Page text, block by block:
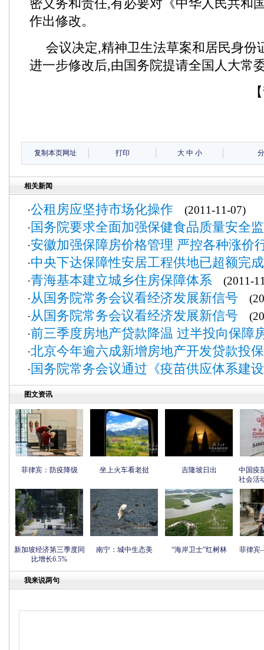
密义务和责任,有必要对《中华人民共和
作出修改。
会议决定,精神卫生法草案和居民身份
进一步修改后,由国务院提请全国人大常
复制本页网址 打印 大 中 小
相关新闻
·公租房应坚持市场化操作 (2011-11-07)
·国务院要求全面加强保健食品质量安全
·安徽加强保障房价格管理 严控各种涨价
·中央下达保障性安居工程供地已超额完成
·青海基本建立城乡住房保障体系 (2011-
·从国务院常务会议看经济发展新信号
·从国务院常务会议看经济发展新信号
·前三季度房地产贷款降温 过半投向保障
·北京今年逾六成新增房地产开发贷款投
·国务院常务会议通过《疫苗供应体系建
图文资讯
菲律宾：防疫降级 坐上火车看老挝 吉隆坡日出
中国疫
社会活
新加坡经济第三季度同
比增长6.5%
南宁：城中生态美 “海岸卫士”红树林 菲律宾
我来说两句